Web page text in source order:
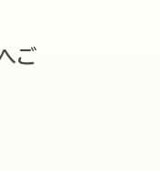
ご